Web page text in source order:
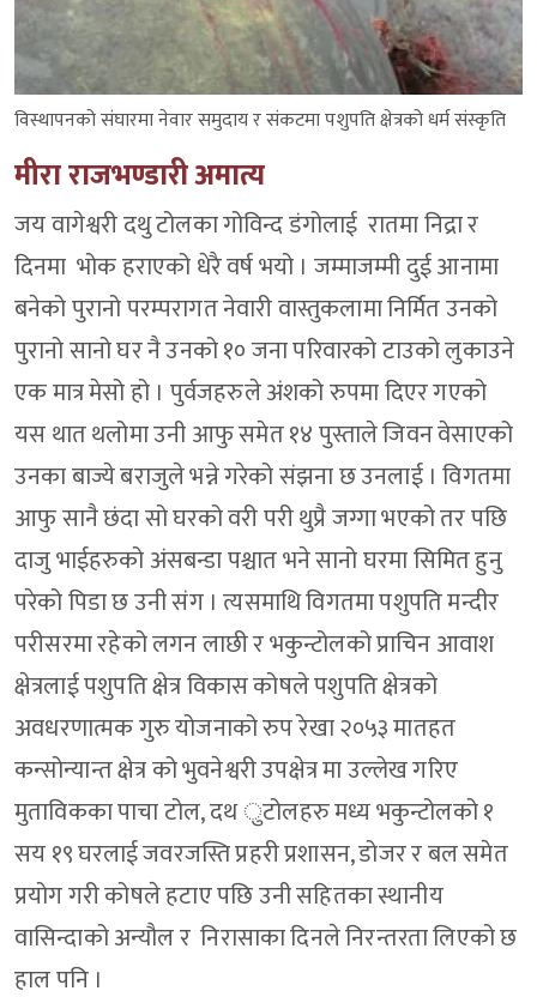
विस्थापनको संघारमा नेवार समुदाय र संकटमा पशुपति क्षेत्रको धर्म संस्कृति
मीरा राजभण्डारी अमात्य
जय वागेश्वरी दथु टोलका गोविन्द डंगोलाई रातमा निद्रा र
दिनमा भोक हराएको धेरै वर्ष भयो । जम्माजम्मी दुई आनामा
बनेको पुरानो परम्परागत नेवारी वास्तुकलामा निर्मित उनको
पुरानो सानो घर नै उनको १० जना परिवारको टाउको लुकाउने
एक मात्र मेसो हो । पुर्वजहरुले अंशको रुपमा दिएर गएको
यस थात थलोमा उनी आफु समेत १४ पुस्ताले जिवन वेसाएको
उनका बाज्ये बराजुले भन्ने गरेको संझना छ उनलाई । विगतमा
आफु सानै छंदा सो घरको वरी परी थुप्रै जग्गा भएको तर पछि
दाजु भाईहरुको अंसबन्डा पश्चात भने सानो घरमा सिमित हुनु
परेको पिडा छ उनी संग । त्यसमाथि विगतमा पशुपति मन्दीर
परीसरमा रहेको लगन लाछी र भकुन्टोलको प्राचिन आवाश
क्षेत्रलाई पशुपति क्षेत्र विकास कोषले पशुपति क्षेत्रको
अवधरणात्मक गुरु योजनाको रुप रेखा २०५३ मातहत
कन्सोन्यान्त क्षेत्र को भुवनेश्वरी उपक्षेत्र मा उल्लेख गरिए
मुताविकका पाचा टोल, दथ ुटोलहरु मध्य भकुन्टोलको १
सय १९ घरलाई जवरजस्ति प्रहरी प्रशासन, डोजर र बल समेत
प्रयोग गरी कोषले हटाए पछि उनी सहितका स्थानीय
वासिन्दाको अन्यौल र निरासाका दिनले निरन्तरता लिएको छ
हाल पनि ।